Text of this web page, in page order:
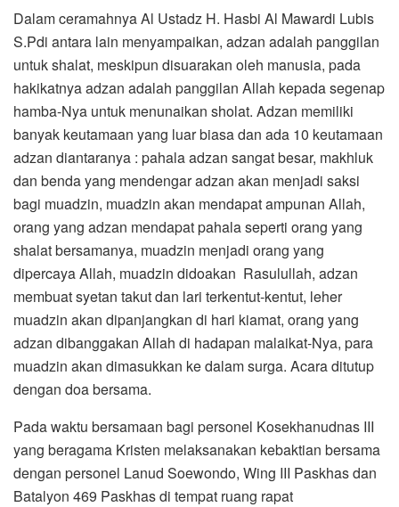
Dalam ceramahnya Al Ustadz H. Hasbi Al Mawardi Lubis
S.Pdi antara lain menyampaikan, adzan adalah panggilan
untuk shalat, meskipun disuarakan oleh manusia, pada
hakikatnya adzan adalah panggilan Allah kepada segenap
hamba-Nya untuk menunaikan sholat. Adzan memiliki
banyak keutamaan yang luar biasa dan ada 10 keutamaan
adzan diantaranya : pahala adzan sangat besar, makhluk
dan benda yang mendengar adzan akan menjadi saksi
bagi muadzin, muadzin akan mendapat ampunan Allah,
orang yang adzan mendapat pahala seperti orang yang
shalat bersamanya, muadzin menjadi orang yang
dipercaya Allah, muadzin didoakan Rasulullah, adzan
membuat syetan takut dan lari terkentut-kentut, leher
muadzin akan dipanjangkan di hari kiamat, orang yang
adzan dibanggakan Allah di hadapan malaikat-Nya, para
muadzin akan dimasukkan ke dalam surga. Acara ditutup
dengan doa bersama.
Pada waktu bersamaan bagi personel Kosekhanudnas III
yang beragama Kristen melaksanakan kebaktian bersama
dengan personel Lanud Soewondo, Wing III Paskhas dan
Batalyon 469 Paskhas di tempat ruang rapat